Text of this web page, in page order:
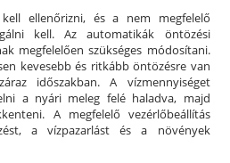
ellenőrizni, és a nem megfelelő
kell. Az automatikák öntözési
megfelelően szükséges módosítani.
kevesebb és ritkább öntözésre van
időszakban. A vízmennyiséget
a nyári meleg felé haladva, majd
A megfelelő vezérlőbeállítás
a vízpazarlást és a növények